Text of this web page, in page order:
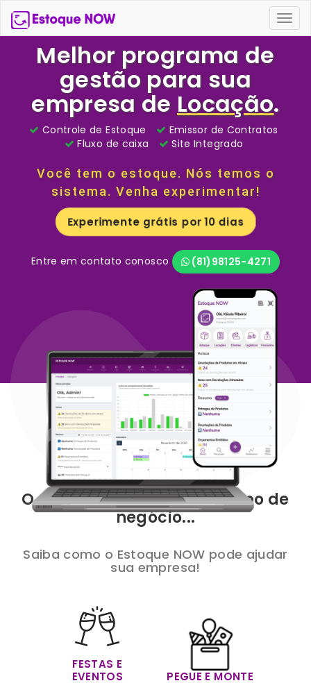
Melhor programa de
gestão para sua
empresa de Locação.
Controle de Estoque
Emissor de Contratos
Fluxo de caixa
Site Integrado
Você tem o estoque. Nós temos o
sistema. Venha experimentar!
Experimente grátis por 10 dias
Entre em contato conosco (81)98125-4271
O sistema ideal para seu tipo de
negócio...
Saiba como o Estoque NOW pode ajudar
sua empresa!
FESTAS E
EVENTOS
PEGUE E MONTE